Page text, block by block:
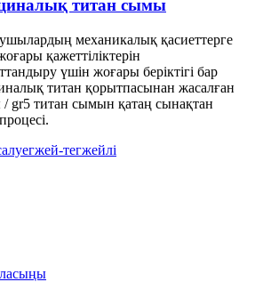
титан сымы
механикалық қасиеттерге
қажеттіліктерін
үшін жоғары беріктігі бар
титан қорытпасынан жасалған
gr5 титан сымын қатаң сынақтан
егжей-тегжейлі